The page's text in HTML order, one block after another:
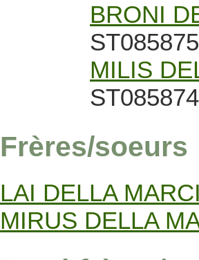
BRONI
MILIS
Frères/soeurs
LAI DELLA
MIRUS DELLA